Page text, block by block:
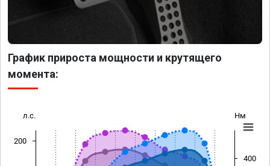
График прироста мощности и крутящего
момента:
л.с. Нм
200
400